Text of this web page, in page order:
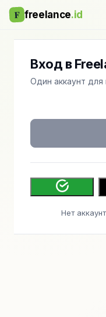
F freelance.id
Вход в
Один аккаунт
Нет